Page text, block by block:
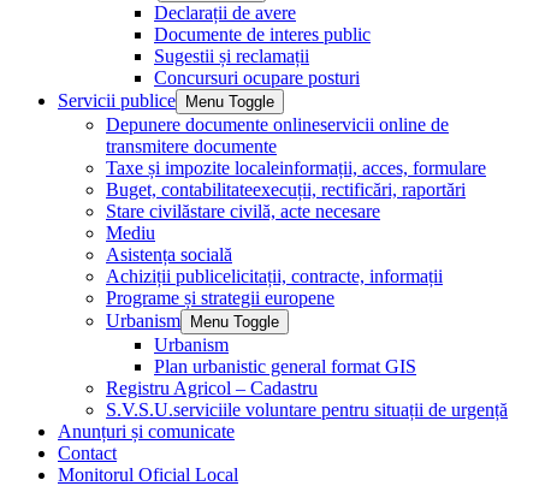
Declarații de avere
Documente de interes public
Sugestii și reclamații
Concursuri ocupare posturi
Servicii publice
Menu Toggle
Depunere documente onlineservicii online de
transmitere documente
Taxe și impozite localeinformații, acces, formulare
Buget, contabilitateexecuții, rectificări, raportări
Stare civilăstare civilă, acte necesare
Mediu
Asistența socială
Achiziții publicelicitații, contracte, informații
Programe și strategii europene
Urbanism
Menu Toggle
Urbanism
Plan urbanistic general format GIS
Registru Agricol – Cadastru
S.V.S.U.serviciile voluntare pentru situații de urgență
Anunțuri și comunicate
Contact
Monitorul Oficial Local